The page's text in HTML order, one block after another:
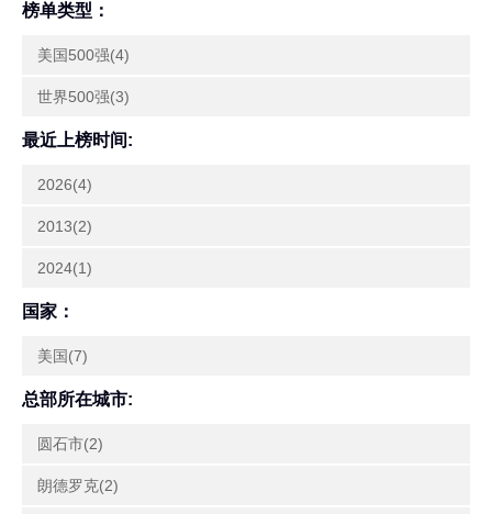
榜单类型：
美国500强(4)
世界500强(3)
最近上榜时间:
2026(4)
2013(2)
2024(1)
国家：
美国(7)
总部所在城市:
圆石市(2)
朗德罗克(2)